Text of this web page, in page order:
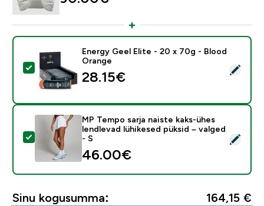
Vali see toode - Energy Geel Elite - 20 x 70g - Blood
Energy Geel Elite - 20 x 70g - Blood
Orange
28.15€‎
Vali see toode - MP Tempo sarja naiste kaks-ühes
MP Tempo sarja naiste kaks-ühes
lendlevad lühikesed püksid – valged
- S
46.00€‎
Sinu kogusumma: 164,15 €‎